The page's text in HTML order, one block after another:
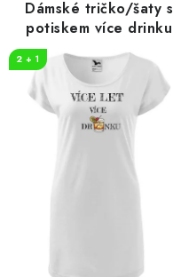
Dámské tričko/šaty s
potiskem více drinku
2 + 1